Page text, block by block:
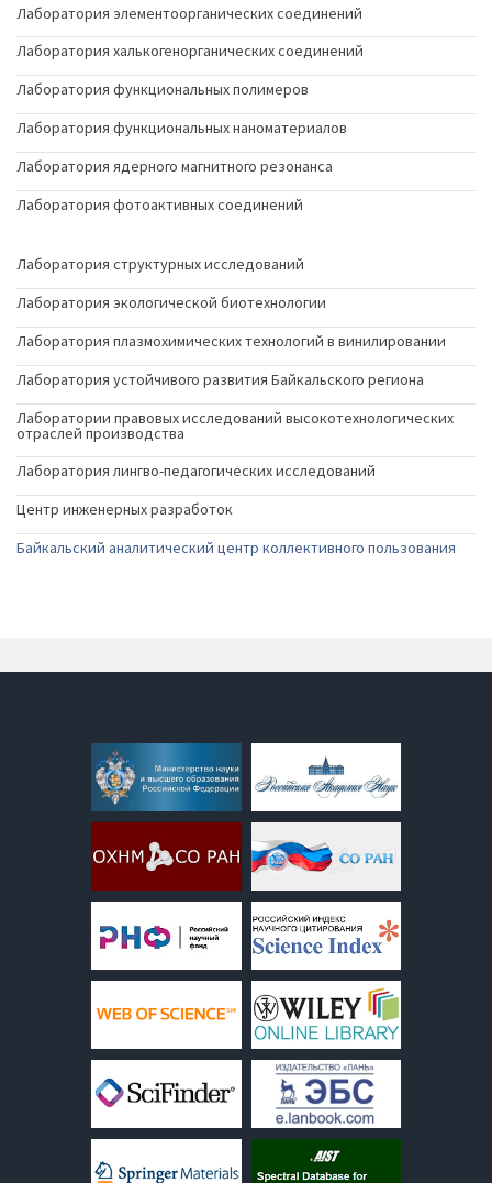
Лаборатория элементоорганических соединений
Лаборатория халькогенорганических соединений
Лаборатория функциональных полимеров
Лаборатория функциональных наноматериалов
Лаборатория ядерного магнитного резонанса
Лаборатория фотоактивных соединений
Лаборатория структурных исследований
Лаборатория экологической биотехнологии
Лаборатория плазмохимических технологий в винилировании
Лаборатория устойчивого развития Байкальского региона
Лаборатории правовых исследований высокотехнологических
отраслей производства
Лаборатория лингво-педагогических исследований
Центр инженерных разработок
Байкальский аналитический центр коллективного пользования